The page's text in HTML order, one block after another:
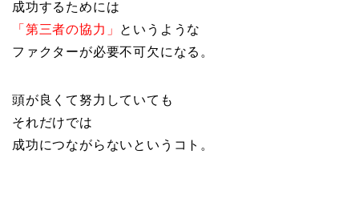
成功するためには
「第三者の協力」 というような
ファクターが必要不可欠になる。
頭が良くて努力していても
それだけでは
成功につながらないというコト。